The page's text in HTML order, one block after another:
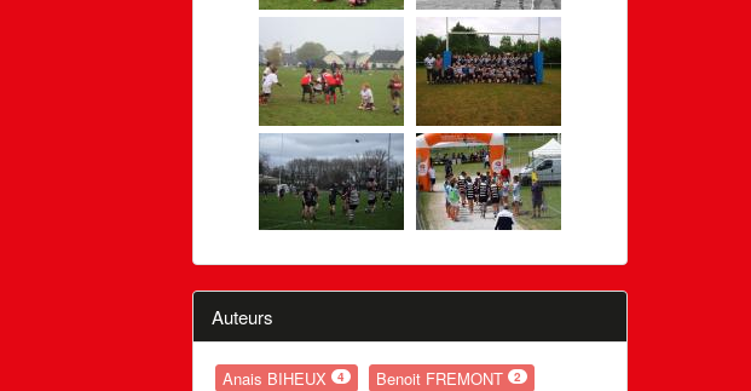
Auteurs
Anais BIHEUX 4 Benoit FREMONT 2